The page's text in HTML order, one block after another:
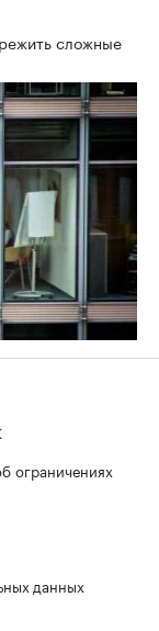
сложные
ограничениях
данных